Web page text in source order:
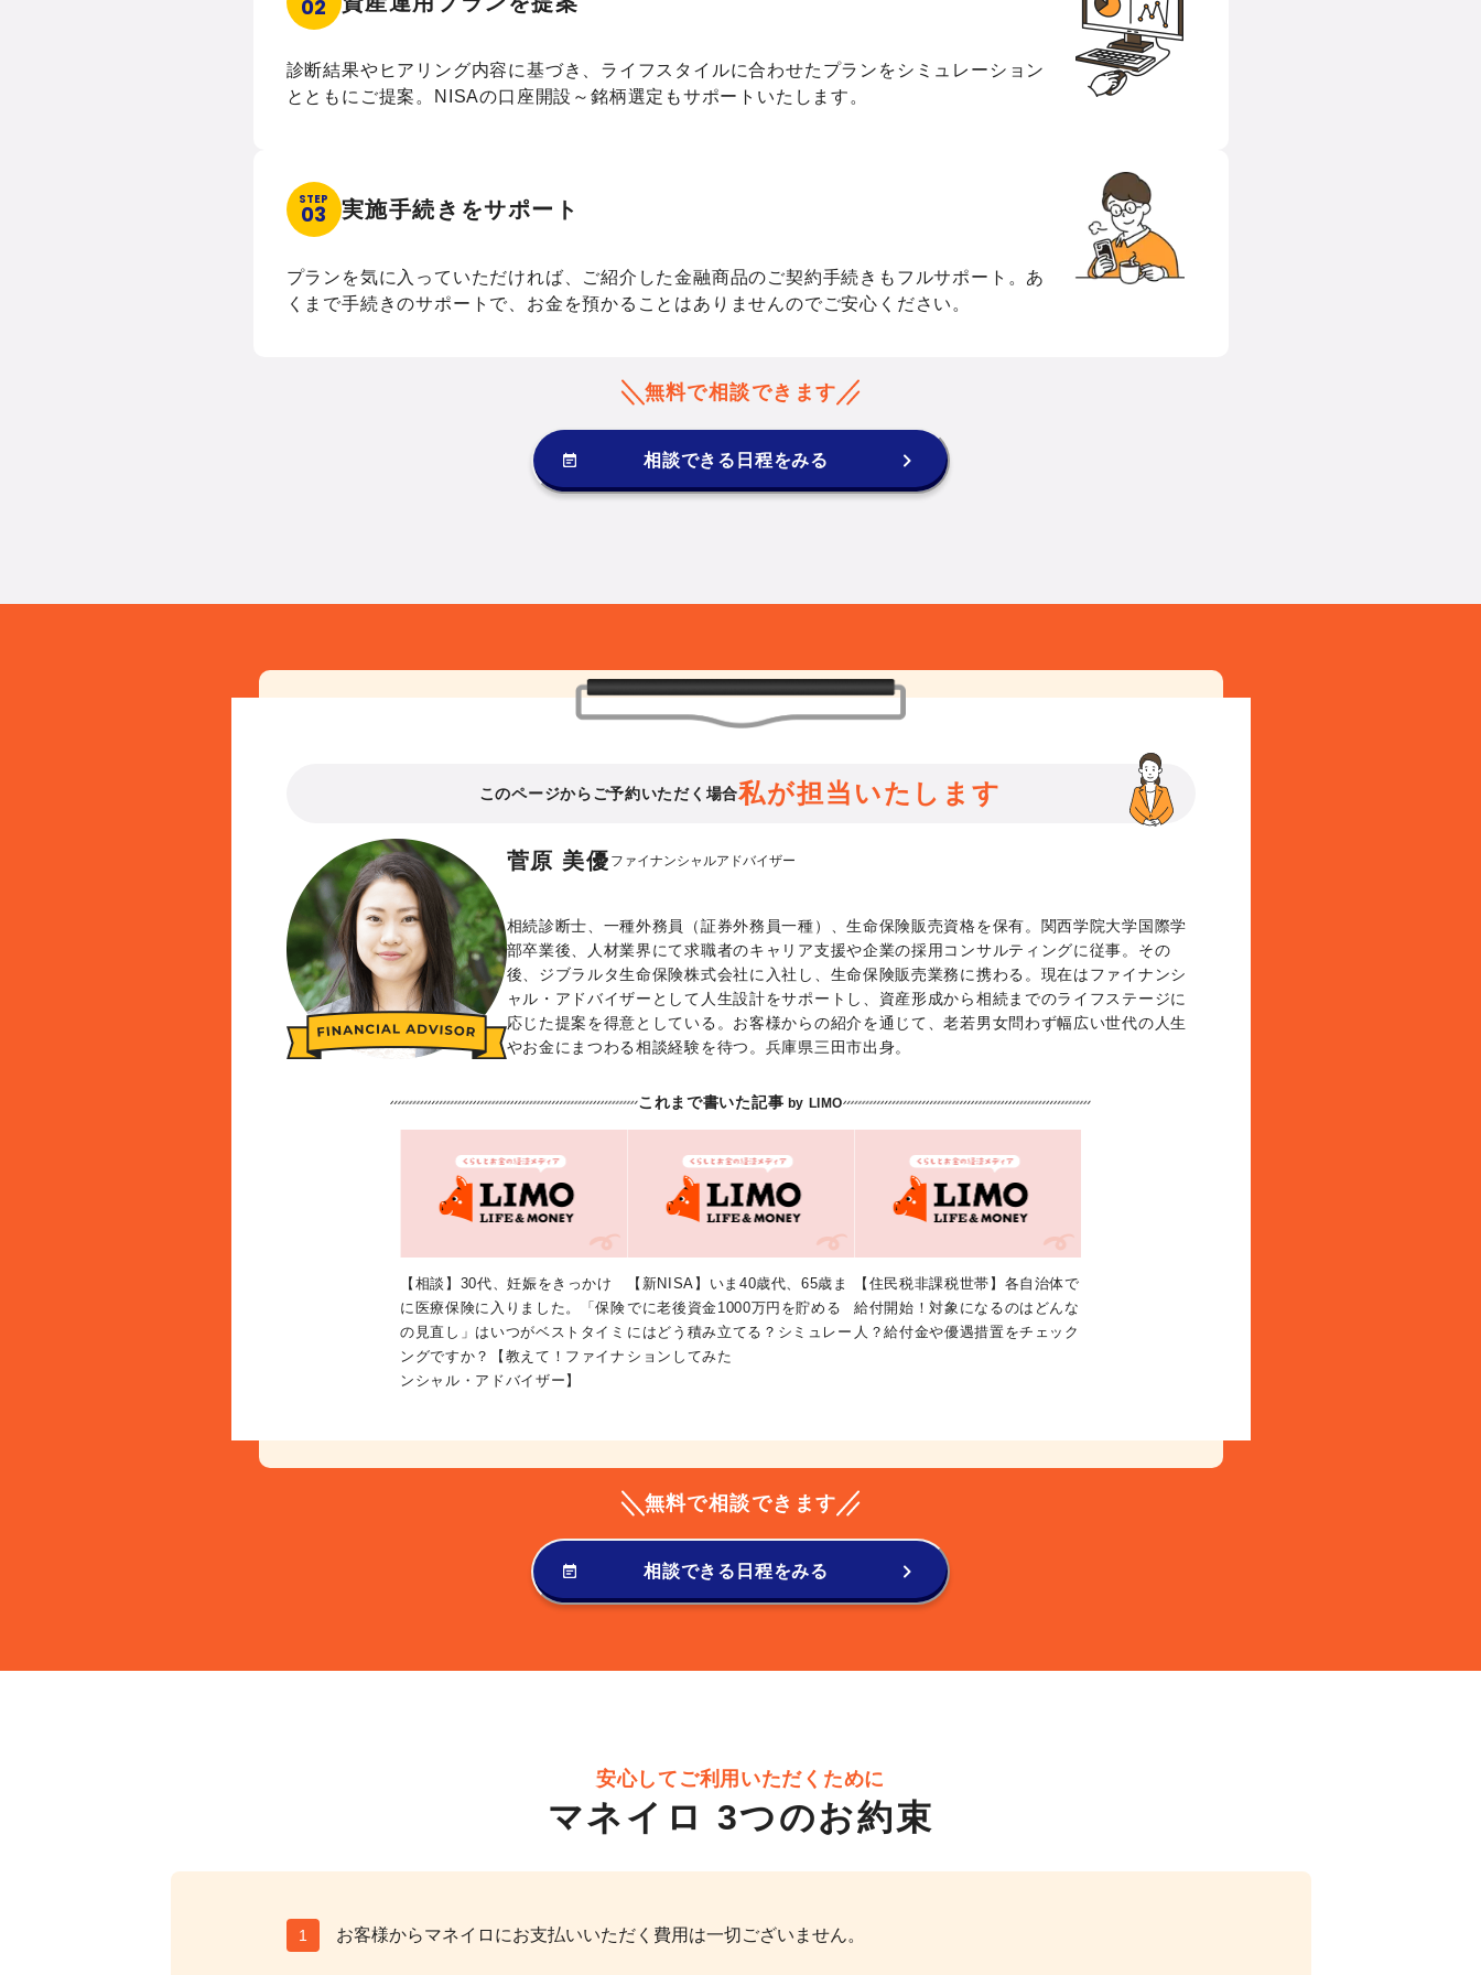
02
診断結果やヒアリング内容に基づき、ライフスタイルに合わせたプランをシミュレーション
とともにご提案。NISAの口座開設～銘柄選定もサポートいたします。
STEP
03 実施手続きをサポート
プランを気に入っていただければ、ご紹介した金融商品のご契約手続きもフルサポート。あ
くまで手続きのサポートで、お金を預かることはありませんのでご安心ください。
無料で相談できます
相談できる日程をみる
このページからご予約いただく場合私が担当いたします
菅原 美優 ファイナンシャルアドバイザー
相続診断士、一種外務員（証券外務員一種）、生命保険販売資格を保有。関西学院大学国際学
部卒業後、人材業界にて求職者のキャリア支援や企業の採用コンサルティングに従事。その
後、ジブラルタ生命保険株式会社に入社し、生命保険販売業務に携わる。現在はファイナンシ
ャル・アドバイザーとして人生設計をサポートし、資産形成から相続までのライフステージに
応じた提案を得意としている。お客様からの紹介を通じて、老若男女問わず幅広い世代の人生
やお金にまつわる相談経験を待つ。兵庫県三田市出身。
これまで書いた記事 by LIMO
【相談】30代、妊娠をきっかけ
に医療保険に入りました。「保険
の見直し」はいつがベストタイミ
ングですか？【教えて！ファイナ
ンシャル・アドバイザー】
【新NISA】いま40歳代、65歳ま
でに老後資金1000万円を貯める
にはどう積み立てる？シミュレー
ションしてみた
【住民税非課税世帯】各自治体で
給付開始！対象になるのはどんな
人？給付金や優遇措置をチェック
無料で相談できます
相談できる日程をみる
安心してご利用いただくために
マネイロ 3つのお約束
1 お客様からマネイロにお支払いいただく費用は一切ございません。